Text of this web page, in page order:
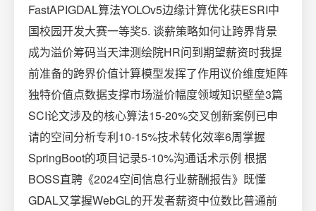
FastAPIGDAL算法YOLOv5边缘计算优化获ESRI中
国校园开发大赛一等奖5. 谈薪策略如何让跨界背景
成为溢价筹码当天津测绘院HR问到期望薪资时我提
前准备的跨界价值计算模型发挥了作用议价维度矩阵
独特价值点数据支撑市场溢价幅度领域知识壁垒3篇
SCI论文涉及的核心算法15-20%交叉创新案例已申
请的空间分析专利10-15%技术转化效率6周掌握
SpringBoot的项目记录5-10%沟通话术示例 根据
BOSS直聘《2024空间信息行业薪酬报告》既懂
GDAL又掌握WebGL的开发者薪资中位数比普通前